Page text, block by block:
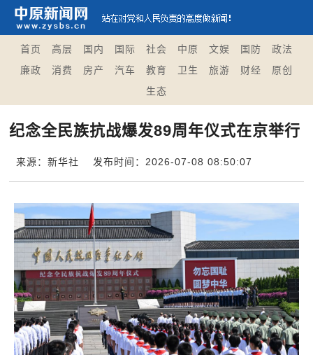
首页 高层 国内 国际 社会 中原 文娱 国防
政法
廉政
消费 房产 汽车 教育 卫生 旅游 财经
原创
生态
纪念全民族抗战爆发89周年仪式在京举行
来源：新华社 发布时间：2026-07-08 08:50:07